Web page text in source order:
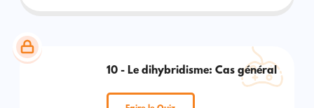
10 - Le dihybridisme: Cas général